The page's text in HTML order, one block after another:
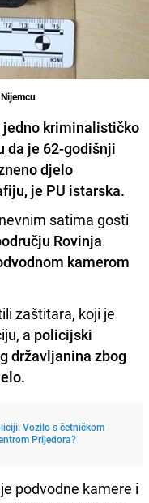
kriminalističko
da je 62-godišnji
djelo
je PU istarska.
satima gosti
Rovinja
kamerom
zaštitara, koji je
a policijski
državljanina zbog
Vozilo s četničkom
Prijedora?
podvodne kamere i